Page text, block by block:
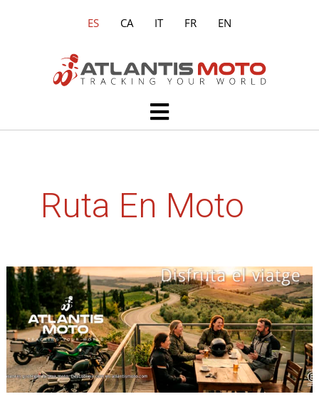
ES CA IT FR EN
Main
Menu
Ruta En Moto
en
moto
más
seguro
(y
más
libre):